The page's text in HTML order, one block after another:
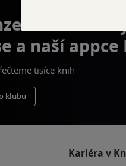
a klubové
a naší appce
tisíce knih
klubu
Kariéra v